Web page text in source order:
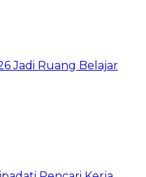
Jadi Ruang Belajar